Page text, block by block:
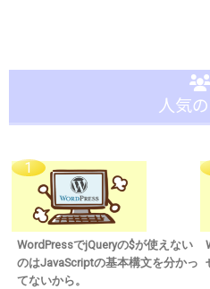
人気
WordPressでjQueryの$が使えない
のはJavaScriptの基本構文を分かっ
てないから。